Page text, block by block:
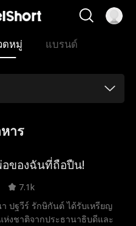
ดหมู่ แบรนด์
าร
ของฉันที่ถือปืน!
7.1k
ปฐวีร์ รักษิกันต์ ได้รับเหรียญ
ห่งชาติจากประธานาธิบดีและ